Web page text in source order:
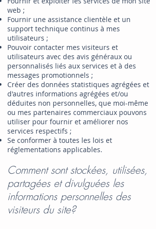
web ;
Fournir une assistance clientèle et un
support technique continus à mes
utilisateurs ;
Pouvoir contacter mes visiteurs et
utilisateurs avec des avis généraux ou
personnalisés liés aux services et à des
messages promotionnels ;
Créer des données statistiques agrégées et
d'autres informations agrégées et/ou
déduites non personnelles, que moi-même
ou mes partenaires commerciaux pouvons
utiliser pour fournir et améliorer nos
services respectifs ;
Se conformer à toutes les lois et
réglementations applicables.
Comment sont stockées, utilisées,
partagées et divulguées les
informations personnelles des
visiteurs du site?